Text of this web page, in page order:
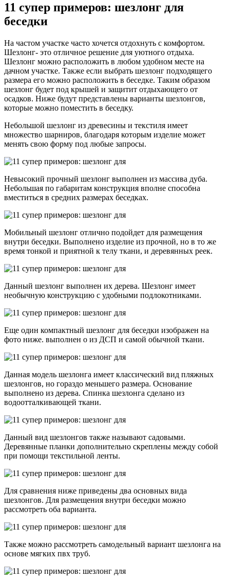
11 супер примеров: шезлонг для
беседки
На частом участке часто хочется отдохнуть с комфортом.
Шезлонг- это отличное решение для уютного отдыха.
Шезлонг можно расположить в любом удобном месте на
дачном участке. Также если выбрать шезлонг подходящего
размера его можно расположить в беседке. Таким образом
шезлонг будет под крышей и защитит отдыхающего от
осадков. Ниже будут представлены варианты шезлонгов,
которые можно поместить в беседку.
Небольшой шезлонг из древесины и текстиля имеет
множество шарниров, благодаря которым изделие может
менять свою форму под любые запросы.
Невысокий прочный шезлонг выполнен из массива дуба.
Небольшая по габаритам конструкция вполне способна
вместиться в средних размерах беседках.
Мобильный шезлонг отлично подойдет для размещения
внутри беседки. Выполнено изделие из прочной, но в то же
время тонкой и приятной к телу ткани, и деревянных реек.
Данный шезлонг выполнен их дерева. Шезлонг имеет
необычную конструкцию с удобными подлокотниками.
Еще один компактный шезлонг для беседки изображен на
фото ниже. выполнен о из ДСП и самой обычной ткани.
Данная модель шезлонга имеет классический вид пляжных
шезлонгов, но гораздо меньшего размера. Основание
выполнено из дерева. Спинка шезлонга сделано из
водоотталкивающей ткани.
Данный вид шезлонгов также называют садовыми.
Деревянные планки дополнительно скреплены между собой
при помощи текстильной ленты.
Для сравнения ниже приведены два основных вида
шезлонгов. Для размещения внутри беседки можно
рассмотреть оба варианта.
Также можно рассмотреть самодельный вариант шезлонга на
основе мягких пвх труб.